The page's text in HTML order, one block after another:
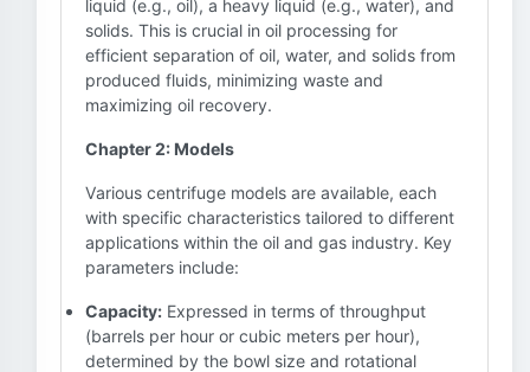
liquid (e.g., oil), a heavy liquid (e.g., water), and
solids. This is crucial in oil processing for
efficient separation of oil, water, and solids from
produced fluids, minimizing waste and
maximizing oil recovery.
Chapter 2: Models
Various centrifuge models are available, each
with specific characteristics tailored to different
applications within the oil and gas industry. Key
parameters include:
Capacity: Expressed in terms of throughput
(barrels per hour or cubic meters per hour),
determined by the bowl size and rotational